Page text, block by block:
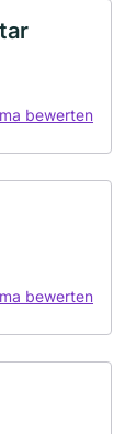
bewerten
bewerten